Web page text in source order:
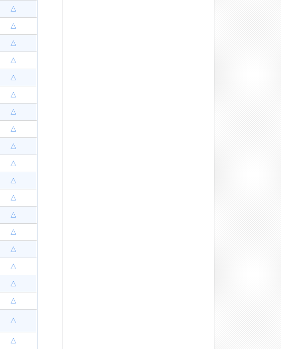
△
△
△
△
△
△
△
△
△
△
△
△
△
△
△
△
△
△
△
△